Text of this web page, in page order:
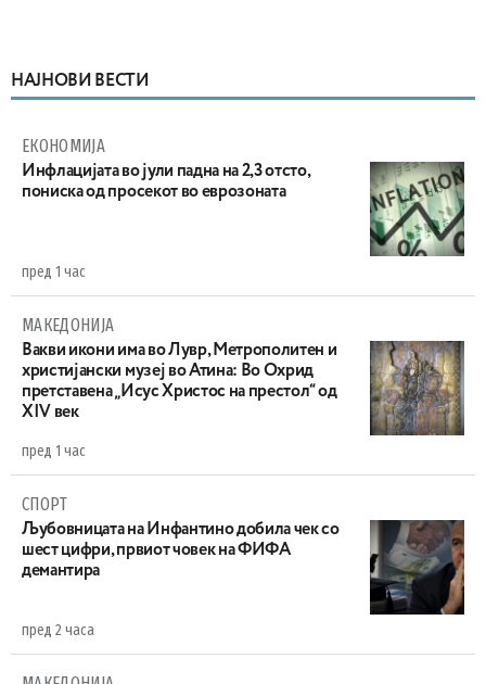
НАЈНОВИ ВЕСТИ
ЕКОНОМИЈА
Инфлацијата во јули падна на 2,3 отсто,
пониска од просекот во еврозоната
пред 1 час
МАКЕДОНИЈА
Вакви икони има во Лувр, Метрополитен и
христијански музеј во Атина: Во Охрид
претставена „Исус Христос на престол“ од
XIV век
пред 1 час
СПОРТ
Љубовницата на Инфантино добила чек со
шест цифри, првиот човек на ФИФА
демантира
пред 2 часа